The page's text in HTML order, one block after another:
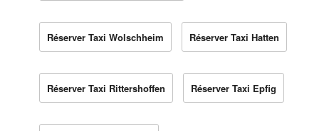
Réserver Taxi Wolschheim Réserver Taxi Hatten
Réserver Taxi Rittershoffen Réserver Taxi Epfig